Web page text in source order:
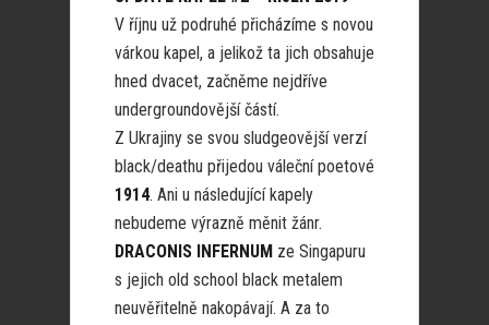
V říjnu už podruhé přicházíme s novou
várkou kapel, a jelikož ta jich obsahuje
hned dvacet, začněme nejdříve
undergroundovější částí.
Z Ukrajiny se svou sludgeovější verzí
black/deathu přijedou váleční poetové
1914. Ani u následující kapely
nebudeme výrazně měnit žánr.
DRACONIS INFERNUM ze Singapuru
s jejich old school black metalem
neuvěřitelně nakopávají. A za to